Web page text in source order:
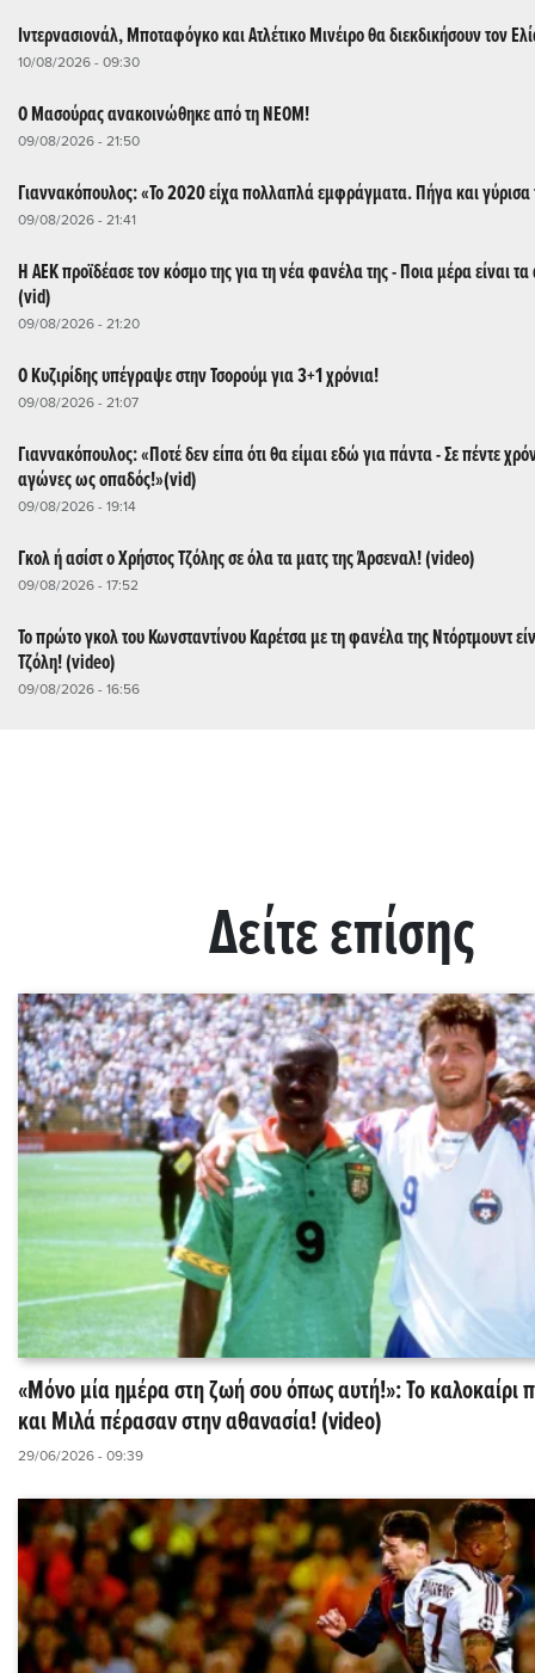
Ιντερνασιονάλ, Μποταφόγκο και Ατλέτικο Μινέιρο θα διεκδικήσουν τον
10/08/2026 - 09:30
O Μασούρας ανακοινώθηκε από τη ΝΕΟΜ!
09/08/2026 - 21:50
Γιαννακόπουλος: «Το 2020 είχα πολλαπλά εμφράγματα. Πήγα και γύρισα
09/08/2026 - 21:41
Η ΑΕΚ προϊδέασε τον κόσμο της για τη νέα φανέλα της - Ποια μέρα είναι
(vid)
09/08/2026 - 21:20
Ο Κυζιρίδης υπέγραψε στην Τσορούμ για 3+1 χρόνια!
09/08/2026 - 21:07
Γιαννακόπουλος: «Ποτέ δεν είπα ότι θα είμαι εδώ για πάντα - Σε πέντε
αγώνες ως οπαδός!»(vid)
09/08/2026 - 19:14
Γκολ ή ασίστ ο Χρήστος Τζόλης σε όλα τα ματς της Άρσεναλ! (video)
09/08/2026 - 17:52
Το πρώτο γκολ του Κωνσταντίνου Καρέτσα με τη φανέλα της Ντόρτμουντ
Τζόλη! (video)
09/08/2026 - 16:56
Δείτε επίσης
«Μόνο μία ημέρα στη ζωή σου όπως αυτή!»: Το καλοκαίρι
και Μιλά πέρασαν στην αθανασία! (video)
29/06/2026 - 09:39